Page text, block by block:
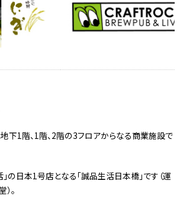
下1階、1階、2階の3フロアからなる商業施設で
の日本1号店となる「誠品生活日本橋」です（運
。